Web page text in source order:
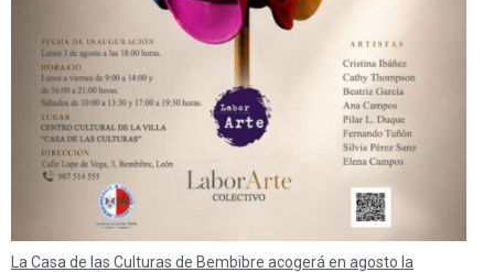
La Casa de las Culturas de Bembibre acogerá en agosto la